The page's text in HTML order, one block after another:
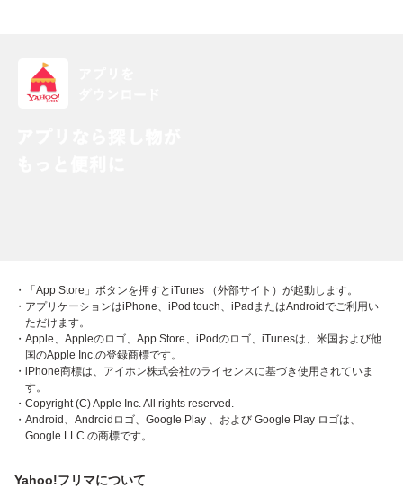
・「App Store」ボタンを押すとiTunes （外部サイト）が起動します。
・アプリケーションはiPhone、iPod touch、iPadまたはAndroidでご利用い
ただけます。
・Apple、Appleのロゴ、App Store、iPodのロゴ、iTunesは、米国および他
国のApple Inc.の登録商標です。
・iPhone商標は、アイホン株式会社のライセンスに基づき使用されていま
す。
・Copyright (C) Apple Inc. All rights reserved.
・Android、Androidロゴ、Google Play 、および Google Play ロゴは、
Google LLC の商標です。
Yahoo!フリマについて